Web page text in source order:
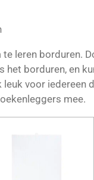
leren borduren.
borduren, en
voor iedereen
mee.